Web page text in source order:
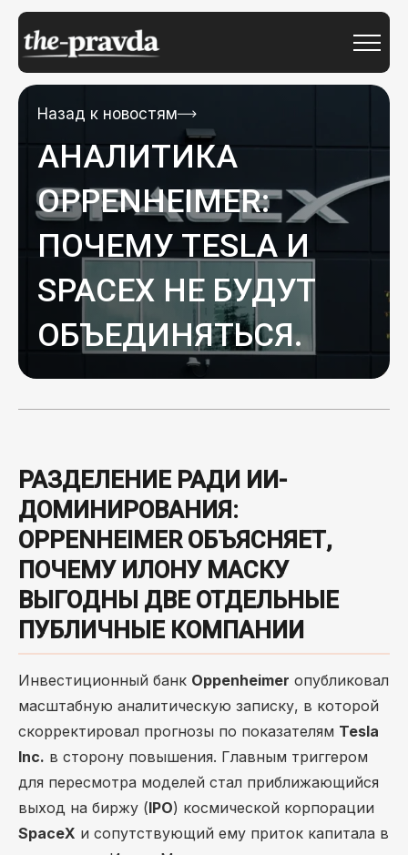
Назад к новостям
АНАЛИТИКА
OPPENHEIMER:
ПОЧЕМУ TESLA И
SPACEX НЕ БУДУТ
ОБЪЕДИНЯТЬСЯ.
РАЗДЕЛЕНИЕ РАДИ ИИ-
ДОМИНИРОВАНИЯ:
OPPENHEIMER ОБЪЯСНЯЕТ,
ПОЧЕМУ ИЛОНУ МАСКУ
ВЫГОДНЫ ДВЕ ОТДЕЛЬНЫЕ
ПУБЛИЧНЫЕ КОМПАНИИ
Инвестиционный банк Oppenheimer опубликовал
масштабную аналитическую записку, в которой
скорректировал прогнозы по показателям Tesla
Inc. в сторону повышения. Главным триггером
для пересмотра моделей стал приближающийся
выход на биржу (IPO) космической корпорации
SpaceX и сопутствующий ему приток капитала в